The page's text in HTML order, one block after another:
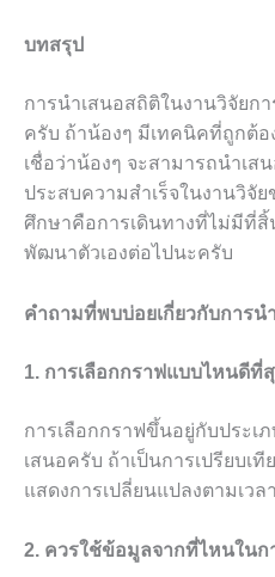
บทสรุป
การนำเสนอสถิติในงานวิจัยก
ครับ ถ้าน้องๆ มีเทคนิคที่ถูกต้อ
เชื่อว่าน้องๆ จะสามารถนำเส
ประสบความสำเร็จในงานวิจั
ศึกษาคือการเดินทางที่ไม่มีที่สิ้
พัฒนาตัวเองต่อไปนะครับ
คำถามที่พบบ่อยเกี่ยวกับการน
1. การเลือกกราฟแบบไหนดีที่
การเลือกกราฟขึ้นอยู่กับประเ
เสนอครับ ถ้าเป็นการเปรียบเ
แสดงการเปลี่ยนแปลงตามเว
2. ควรใช้ข้อมูลจากที่ไหนในก